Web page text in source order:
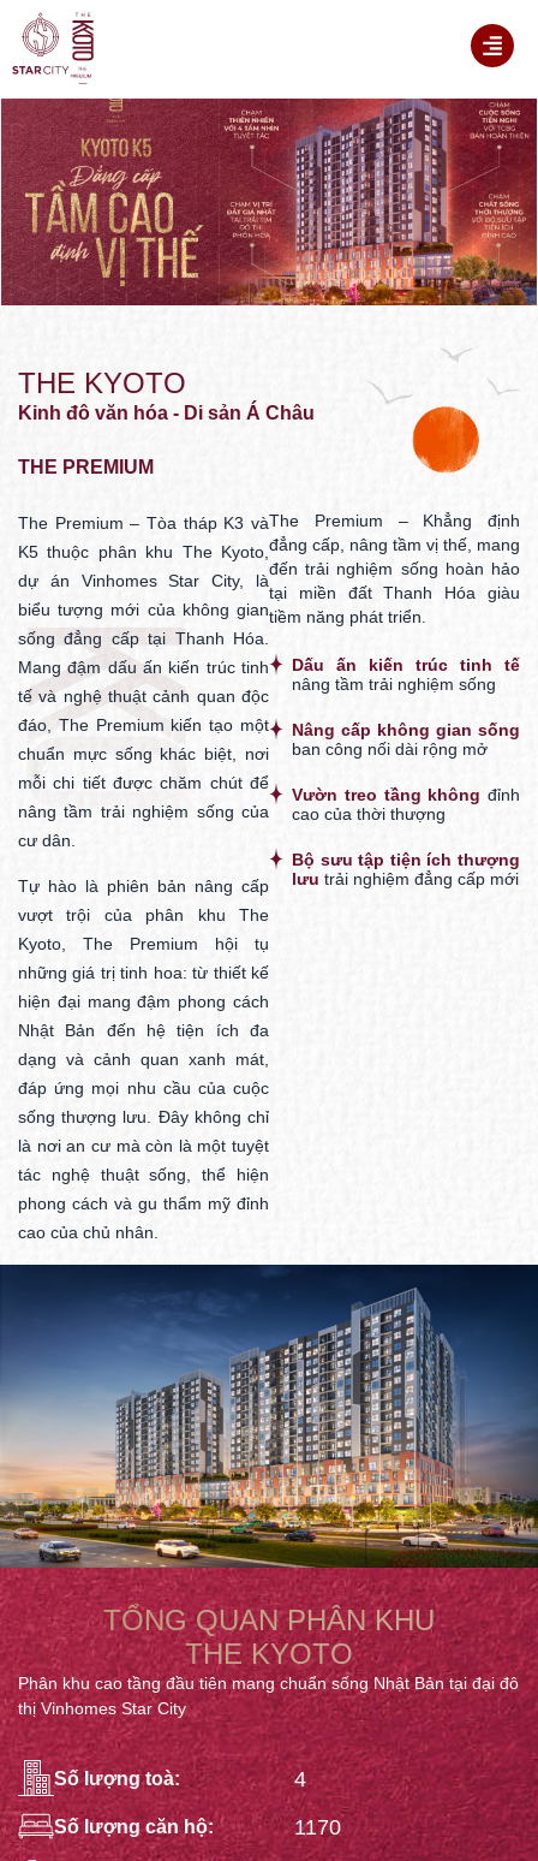
THE KYOTO
Kinh đô văn hóa - Di sản Á Châu
THE PREMIUM
The Premium – Tòa tháp K3 và
K5 thuộc phân khu The Kyoto,
dự án Vinhomes Star City, là
biểu tượng mới của không gian
sống đẳng cấp tại Thanh Hóa.
Mang đậm dấu ấn kiến trúc tinh
tế và nghệ thuật cảnh quan độc
đáo, The Premium kiến tạo một
chuẩn mực sống khác biệt, nơi
mỗi chi tiết được chăm chút để
nâng tầm trải nghiệm sống của
cư dân.
Tự hào là phiên bản nâng cấp
vượt trội của phân khu The
Kyoto, The Premium hội tụ
những giá trị tinh hoa: từ thiết kế
hiện đại mang đậm phong cách
Nhật Bản đến hệ tiện ích đa
dạng và cảnh quan xanh mát,
đáp ứng mọi nhu cầu của cuộc
sống thượng lưu. Đây không chỉ
là nơi an cư mà còn là một tuyệt
tác nghệ thuật sống, thể hiện
phong cách và gu thẩm mỹ đỉnh
cao của chủ nhân.
The Premium – Khẳng định
đẳng cấp, nâng tầm vị thế, mang
đến trải nghiệm sống hoàn hảo
tại miền đất Thanh Hóa giàu
tiềm năng phát triển.
Dấu ấn kiến trúc tinh tế
nâng tầm trải nghiệm sống
Nâng cấp không gian sống
ban công nối dài rộng mở
Vườn treo tầng không đỉnh
cao của thời thượng
Bộ sưu tập tiện ích thượng
lưu trải nghiệm đẳng cấp mới
TỔNG QUAN PHÂN KHU
THE KYOTO
Phân khu cao tầng đầu tiên mang chuẩn sống Nhật Bản tại đại đô
thị Vinhomes Star City
Số lượng toà: 4
Số lượng căn hộ: 1170